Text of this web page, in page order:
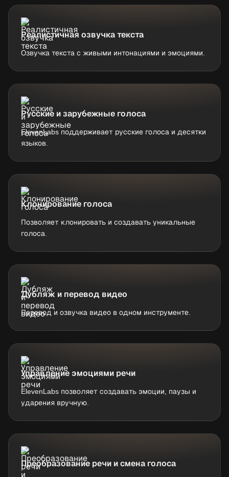
Реалистичная озвучка текста
Озвучка текста с живыми интонациями и эмоциями.
Русские и зарубежные голоса
ElevenLabs поддерживает русские голоса и десятки
языков.
Клонирование голоса
Позволяет клонировать и создавать уникальные
голоса.
Дубляж и перевод видео
Перевод и озвучка видео в одном инструменте.
Управление эмоциями речи
ElevenLabs позволяет создавать эмоции, паузы и
ударения вручную.
Преобразование речи и смена голоса